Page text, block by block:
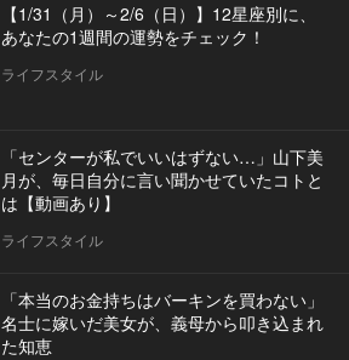
【1/31（月）～2/6（日）】12星座別に、
あなたの1週間の運勢をチェック！
ライフスタイル
「センターが私でいいはずない…」山下美
月が、毎日自分に言い聞かせていたコトと
は【動画あり】
ライフスタイル
「本当のお金持ちはバーキンを買わない」
名士に嫁いだ美女が、義母から叩き込まれ
た知恵